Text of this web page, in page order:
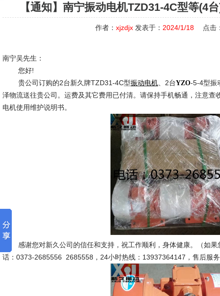
【通知】南宁振动电机TZD31-4C型等(4
作者： xjzdjx发表于： 2024/1/18点击
南宁吴先生：
您好!
贵公司订购的2台新久牌TZD31-4C型振动电机 、2台YZO-5-4型振
泽物流送往贵公司。运费及其它费用已付清。请保持手机畅通，注意查
电机使用维护说明书。
感谢您对新久公司的信任和支持，祝工作顺利，身体健康。（如果
话：0373-2685556 2685558，24小时热线：13937364147，售后服